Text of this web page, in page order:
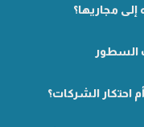
مجاريها؟
السطور
احتكار الشركات؟